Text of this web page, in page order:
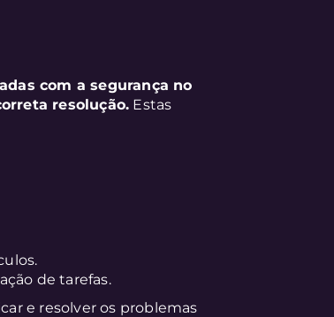
com a segurança no
resolução. Estas
de tarefas.
e resolver os problemas